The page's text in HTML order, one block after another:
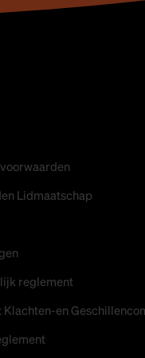
Lidmaatschap
reglement
Klachten-en